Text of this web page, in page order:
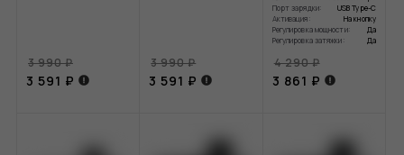
3 990 ₽
3 591 ₽
3 990 ₽
3 591 ₽
Порт зарядки:
USB Type-C
Активация:
На кнопку
Регулировка мощности:
Да
Регулировка затяжки:
Да
4 290 ₽
3 861 ₽